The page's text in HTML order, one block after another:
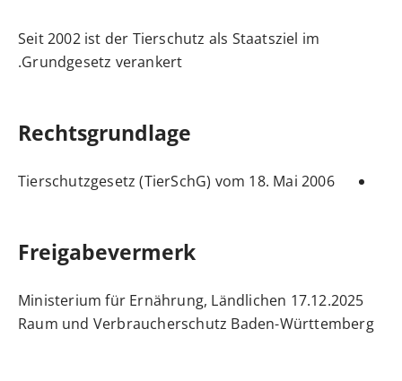
Seit 2002 ist der Tierschutz als Staatsziel im
Grundgesetz verankert.
Rechtsgrundlage
Tierschutzgesetz (TierSchG) vom 18. Mai 2006
Freigabevermerk
17.12.2025 Ministerium für Ernährung, Ländlichen
Raum und Verbraucherschutz Baden-Württemberg